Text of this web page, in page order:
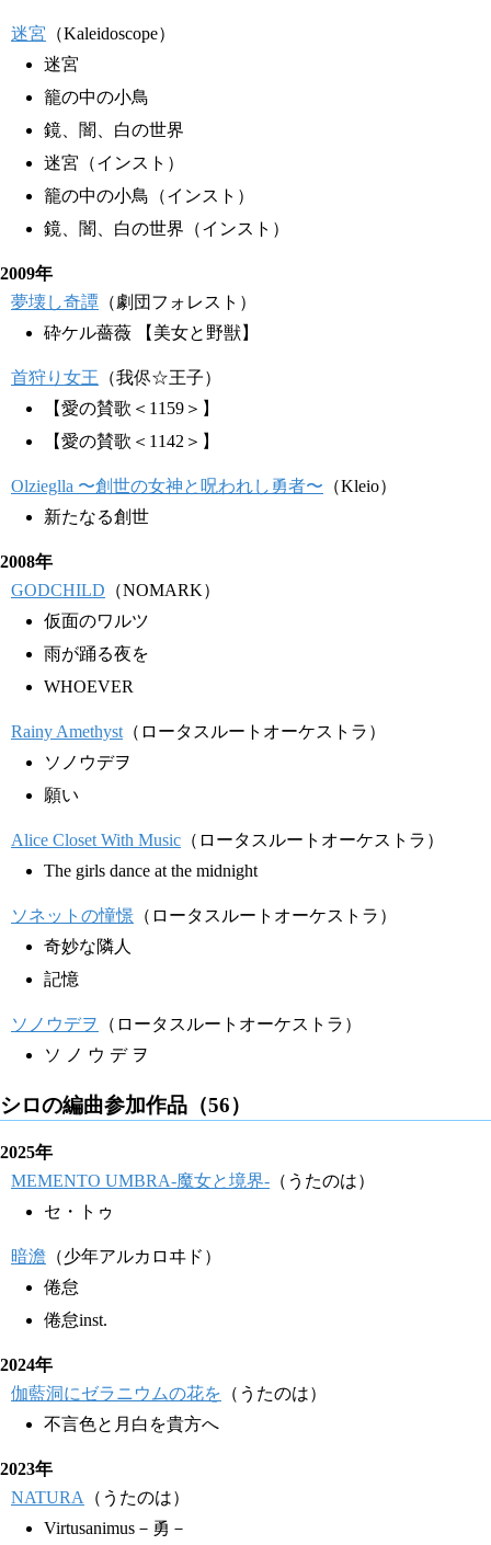
迷宮 （Kaleidoscope）
迷宮
籠の中の小鳥
鏡、闇、白の世界
迷宮（インスト）
籠の中の小鳥（インスト）
鏡、闇、白の世界（インスト）
2009年
夢壊し奇譚 （劇団フォレスト）
砕ケル薔薇 【美女と野獣】
首狩り女王 （我侭☆王子）
【愛の賛歌＜1159＞】
【愛の賛歌＜1142＞】
Olzieglla 〜創世の女神と呪われし勇者〜 （Kleio）
新たなる創世
2008年
GODCHILD （NOMARK）
仮面のワルツ
雨が踊る夜を
WHOEVER
Rainy Amethyst （ロータスルートオーケストラ）
ソノウデヲ
願い
Alice Closet With Music （ロータスルートオーケストラ）
The girls dance at the midnight
ソネットの憧憬 （ロータスルートオーケストラ）
奇妙な隣人
記憶
ソノウデヲ
（ロータスルートオーケストラ）
ソ ノ ウ デ ヲ
シロの編曲参加作品（56）
2025年
MEMENTO UMBRA-魔女と境界- （うたのは）
セ・トゥ
暗澹 （少年アルカロヰド）
倦怠
倦怠inst.
2024年
伽藍洞にゼラニウムの花を （うたのは）
不言色と月白を貴方へ
2023年
NATURA
（うたのは）
Virtusanimus－勇－